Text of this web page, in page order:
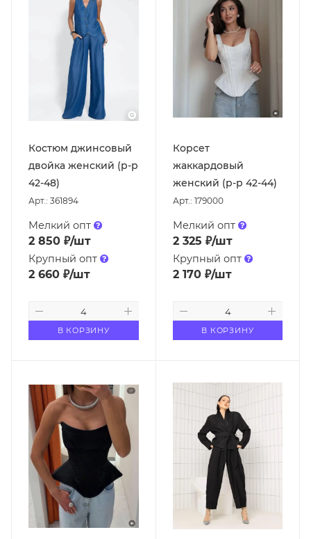
Костюм джинсовый
двойка женский (р-р
42-48)
Арт.: 361894
Мелкий опт
2 850 ₽/шт
Крупный опт
2 660 ₽/шт
В КОРЗИНУ
Корсет
жаккардовый
женский (р-р 42-44)
Арт.: 179000
Мелкий опт
2 325 ₽/шт
Крупный опт
2 170₽/шт
В КОРЗИНУ